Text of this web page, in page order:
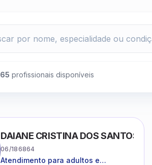
65 profissionais disponíveis
DAIANE CRISTINA DOS SANTOS
06/186864
Atendimento para adultos e